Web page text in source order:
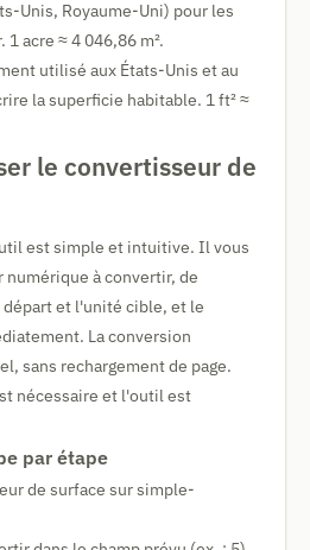
Unis, Royaume-Uni) pour les
acre ≈ 4 046,86 m².
utilisé aux États-Unis et au
la superficie habitable. 1 ft² ≈
le convertisseur de
est simple et intuitive. Il vous
à convertir, de
et l'unité cible, et le
La conversion
sans rechargement de page.
nécessaire et l'outil est
par étape
de surface sur simple-